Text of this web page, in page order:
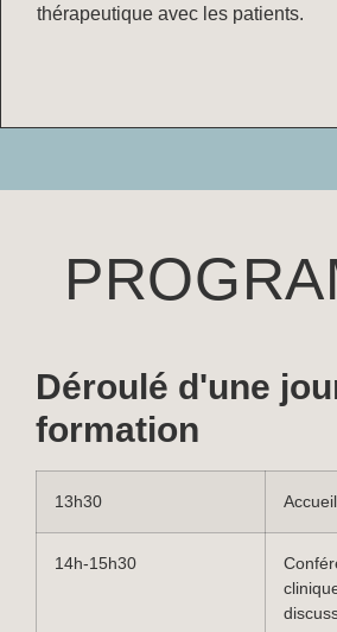
thérapeutique avec les patients.
Déroulé d'une
formation
13h30
14h-15h30